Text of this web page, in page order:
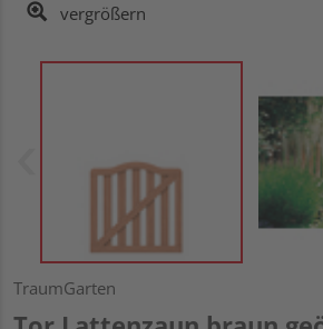
vergrößern
TraumGarten